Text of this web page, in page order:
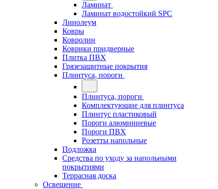
Ламинат
Ламинат водостойкий SPC
Линолеум
Ковры
Ковролин
Коврики придверные
Плитка ПВХ
Грязезащитные покрытия
Плинтуса, пороги
Плинтуса, пороги
Комплектующие для плинтуса
Плинтус пластиковый
Пороги алюминиевые
Пороги ПВХ
Розетты напольные
Подложка
Средства по уходу за напольными
покрытиями
Террасная доска
Освещение